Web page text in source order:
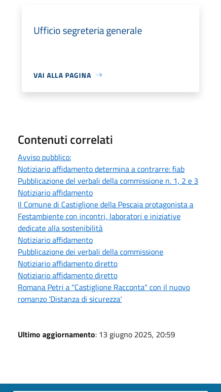
Ufficio segreteria generale
VAI ALLA PAGINA
Contenuti correlati
Avviso pubblico:
Notiziario affidamento determina a contrarre: fiab
Pubblicazione del verbali della commissione n. 1, 2 e 3
Notiziario affidamento
Il Comune di Castiglione della Pescaia protagonista a
Festambiente con incontri, laboratori e iniziative
dedicate alla sostenibilità
Notiziario affidamento
Pubblicazione dei verbali della commissione
Notiziario affidamento diretto
Notiziario affidamento diretto
Romana Petri a "Castiglione Racconta" con il nuovo
romanzo 'Distanza di sicurezza'
Ultimo aggiornamento: 13 giugno 2025, 20:59